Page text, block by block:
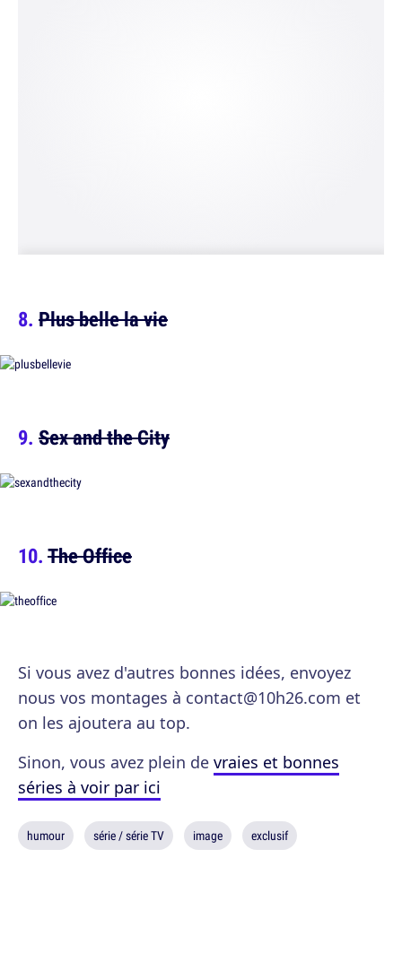
Plus belle la vie
Sex and the City
The Office
Si vous avez d'autres bonnes idées, envoyez
nous vos montages à contact@10h26.com et
on les ajoutera au top.
Sinon, vous avez plein de vraies et bonnes
séries à voir par ici
humour série / série TV image exclusif